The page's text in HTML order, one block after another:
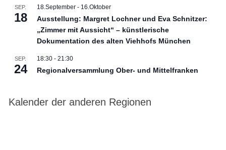
SEP.
18
18.September- 16.Oktober
Ausstellung: Margret Lochner und Eva Schnitzer:
„Zimmer mit Aussicht“ – künstlerische
Dokumentation des alten Viehhofs München
SEP.
24
18:30- 21:30
Regionalversammlung Ober- und Mittelfranken
Kalender der anderen Regionen